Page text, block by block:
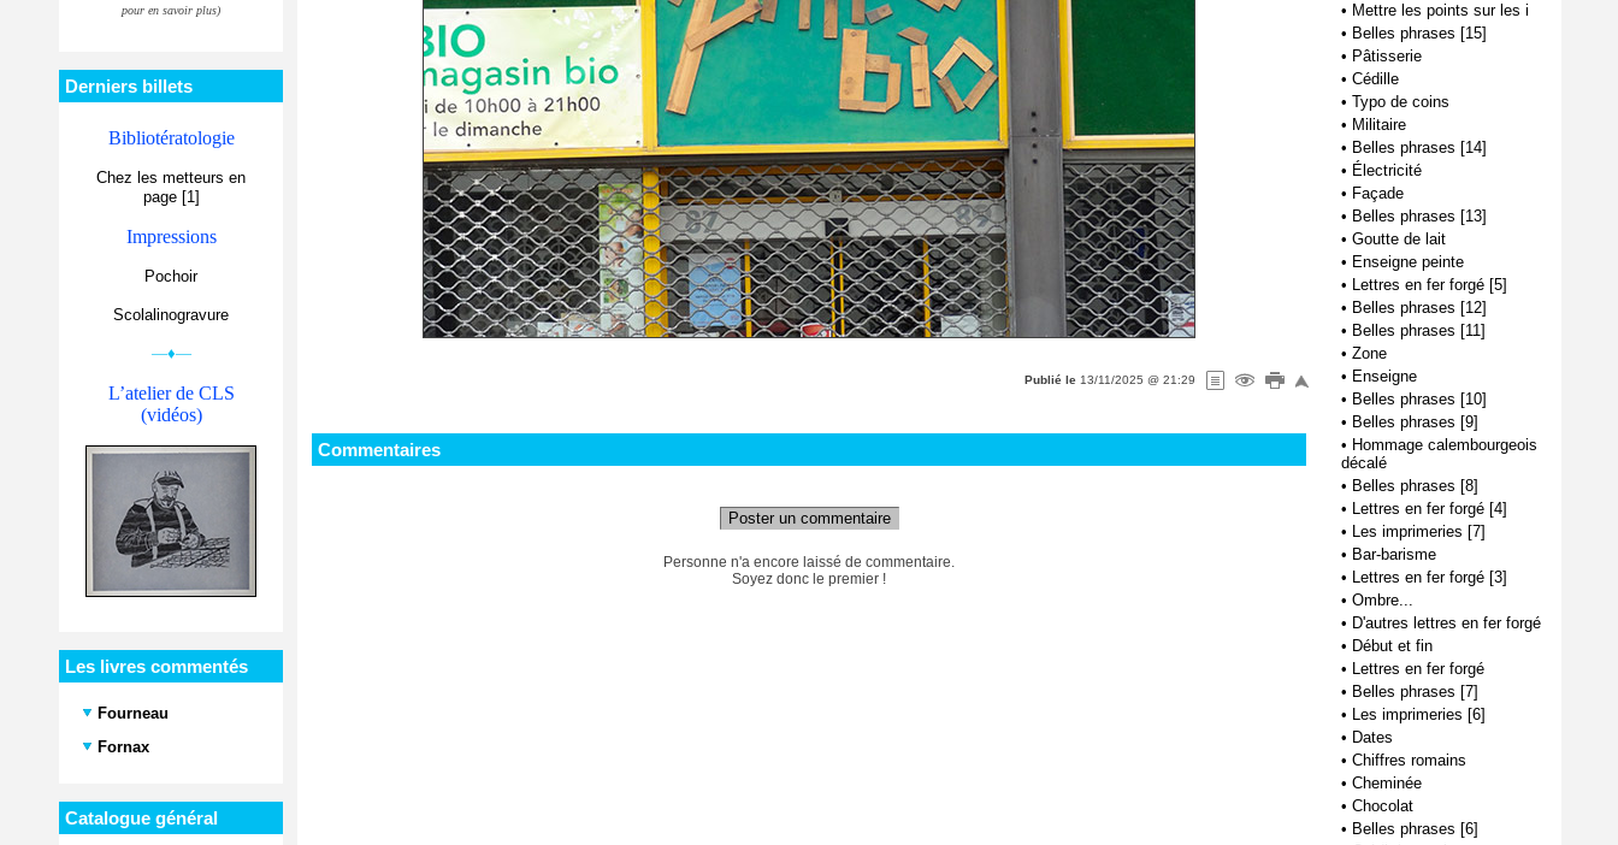
pour en savoir plus)
Derniers billets
Bibliotératologie
Chez les metteurs en
page [1]
Impressions
Pochoir
Scolalinogravure
—♦—
L’atelier de CLS
(vidéos)
Les livres commentés
Fourneau
Fornax
Catalogue général
Publié le 13/11/2025 @ 21:29
Commentaires
Poster un commentaire
Personne n'a encore laissé de commentaire.
Soyez donc le premier !
• Mettre les points sur les i
• Belles phrases [15]
• Pâtisserie
• Cédille
• Typo de coins
• Militaire
• Belles phrases [14]
• Électricité
• Façade
• Belles phrases [13]
• Goutte de lait
• Enseigne peinte
• Lettres en fer forgé [5]
• Belles phrases [12]
• Belles phrases [11]
• Zone
• Enseigne
• Belles phrases [10]
• Belles phrases [9]
• Hommage calembourgeois
décalé
• Belles phrases [8]
• Lettres en fer forgé [4]
• Les imprimeries [7]
• Bar-barisme
• Lettres en fer forgé [3]
• Ombre...
• D'autres lettres en fer forgé
• Début et fin
• Lettres en fer forgé
• Belles phrases [7]
• Les imprimeries [6]
• Dates
• Chiffres romains
• Cheminée
• Chocolat
• Belles phrases [6]